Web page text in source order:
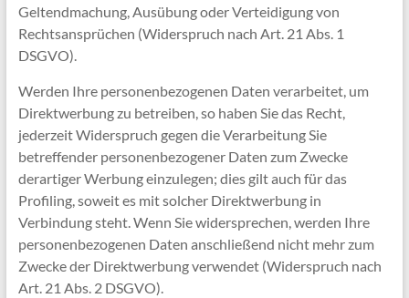
Geltendmachung, Ausübung oder Verteidigung von
Rechtsansprüchen (Widerspruch nach Art. 21 Abs. 1
DSGVO).
Werden Ihre personenbezogenen Daten verarbeitet, um
Direktwerbung zu betreiben, so haben Sie das Recht,
jederzeit Widerspruch gegen die Verarbeitung Sie
betreffender personenbezogener Daten zum Zwecke
derartiger Werbung einzulegen; dies gilt auch für das
Profiling, soweit es mit solcher Direktwerbung in
Verbindung steht. Wenn Sie widersprechen, werden Ihre
personenbezogenen Daten anschließend nicht mehr zum
Zwecke der Direktwerbung verwendet (Widerspruch nach
Art. 21 Abs. 2 DSGVO).